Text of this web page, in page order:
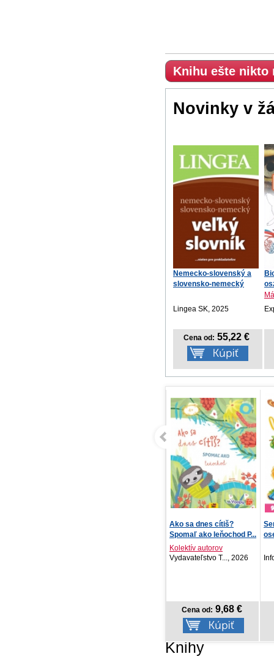
Knihu ešte nikto
Novinky v
Nemecko-slovenský a
slovensko-nemecký
Lingea SK, 2025
Cena od: 55,22 €
Senzačné
osemsmerovky pre deti -
Rozpráv...
Infoa, 2026
Cena od: 2,99 €
Knihy